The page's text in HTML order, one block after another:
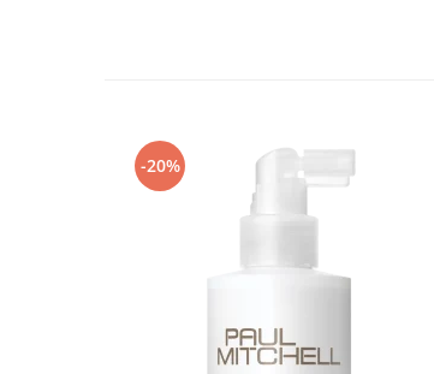
-20%